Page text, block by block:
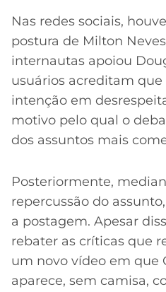
Nas redes sociais,
postura de Milton
internautas apoiou
usuários acreditam
intenção em
motivo pelo qual o
dos assuntos mais
Posteriormente,
repercussão do
a postagem. Apesar
rebater as críticas que
um novo vídeo em que
aparece, sem camisa,